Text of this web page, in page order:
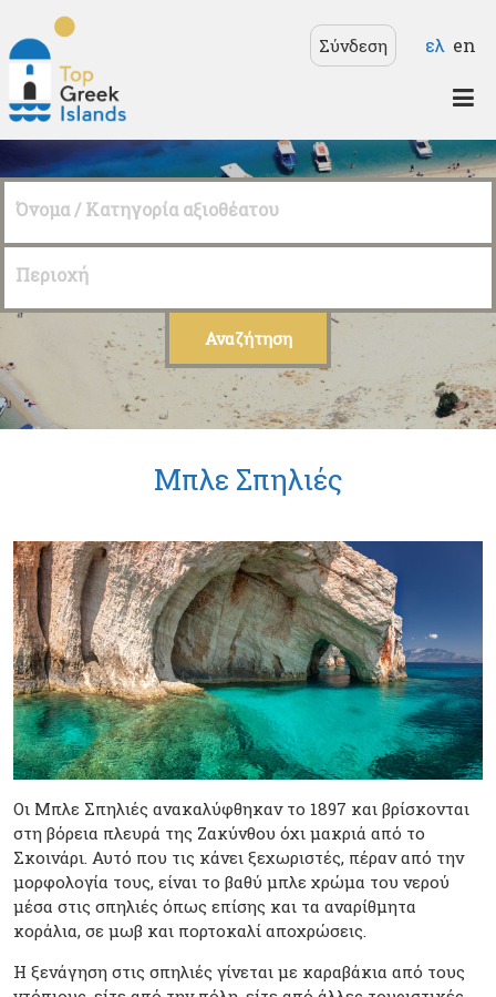
κυρίως περιεχόμενο
Top
Greek
Islands
Σύνδεση ελ en
Όνομα / Κατηγορία αξιοθέατου
Περιοχή
Μπλε Σπηλιές
Οι Μπλε Σπηλιές ανακαλύφθηκαν το 1897 και βρίσκονται
στη βόρεια πλευρά της Ζακύνθου όχι μακριά από το
Σκοινάρι. Αυτό που τις κάνει ξεχωριστές, πέραν από την
μορφολογία τους, είναι το βαθύ μπλε χρώμα του νερού
μέσα στις σπηλιές όπως επίσης και τα αναρίθμητα
κοράλια, σε μωβ και πορτοκαλί αποχρώσεις.
Η ξενάγηση στις σπηλιές γίνεται με καραβάκια από τους